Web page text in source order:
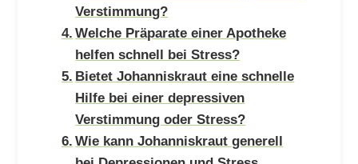
Verstimmung?
Welche Präparate einer Apotheke
helfen schnell bei Stress?
Bietet Johanniskraut eine schnelle
Hilfe bei einer depressiven
Verstimmung oder Stress?
Wie kann Johanniskraut generell